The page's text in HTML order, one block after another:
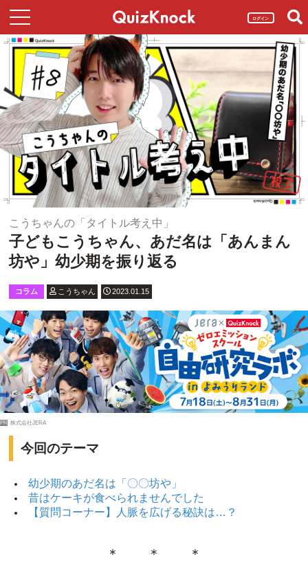
ログイン
こうちゃんの「タイトル考え中」
子どもこうちゃん、あだ名は「あんまん
坊や」幼少期を振り返る
コラム こうちゃん 2023.01.15
PR 株式会社JERA
今回のテーマ
幼少期のあだ名は「〇〇坊や」
昔はケーキが食べられませんでした
【質問コーナー】人脈を広げる秘訣は…？
＊ ＊ ＊